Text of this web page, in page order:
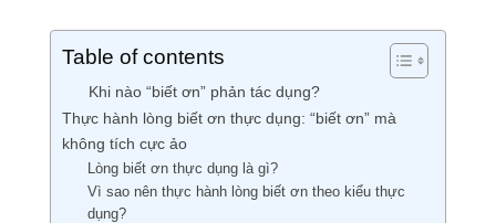
Table of contents
Khi nào “biết ơn” phản tác dụng?
Thực hành lòng biết ơn thực dụng: “biết ơn” mà
không tích cực ảo
Lòng biết ơn thực dụng là gì?
Vì sao nên thực hành lòng biết ơn theo kiểu thực
dụng?